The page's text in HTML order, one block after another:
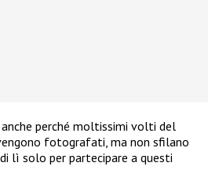
perché moltissimi volti del
fotografati, ma non sfilano
lì solo per partecipare a questi